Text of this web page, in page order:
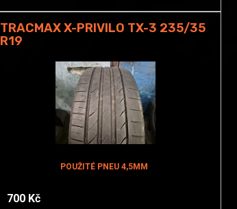
TRACMAX X-PRIVILO TX-3 235/35
R19
POUŽITÉ PNEU 4,5MM
700 Kč